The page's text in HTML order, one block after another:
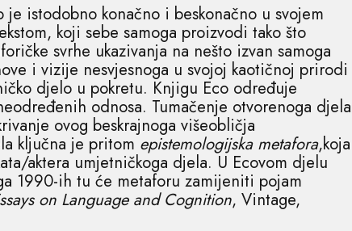
istodobno konačno i beskonačno u svojem
koji sebe samoga proizvodi tako što
svrhe ukazivanja na nešto izvan samoga
i vizije nesvjesnoga u svojoj kaotičnoj prirodi
djelo u pokretu. Knjigu Eco određuje
odnosa. Tumačenje otvorenoga djela
ovog beskrajnoga višeobličja
ključna je pritom epistemologijska metafora,koja
aktera umjetničkoga djela. U Ecovom djelu
1990-ih tu će metaforu zamijeniti pojam
on Language and Cognition, Vintage,